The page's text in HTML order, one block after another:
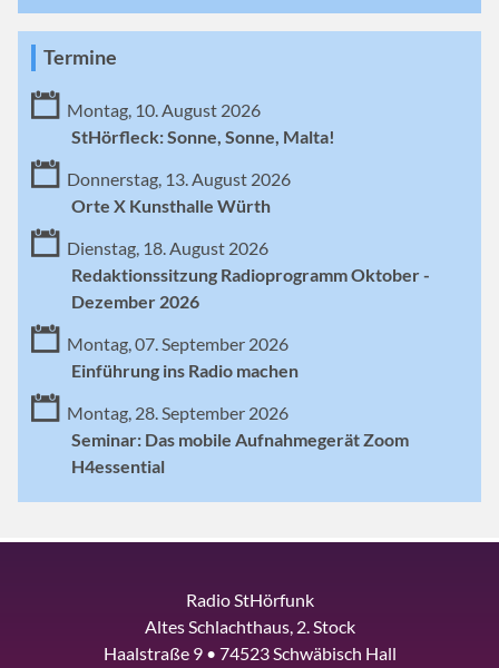
Termine
Montag, 10. August 2026
StHörfleck: Sonne, Sonne, Malta!
Donnerstag, 13. August 2026
Orte X Kunsthalle Würth
Dienstag, 18. August 2026
Redaktionssitzung Radioprogramm Oktober -
Dezember 2026
Montag, 07. September 2026
Einführung ins Radio machen
Montag, 28. September 2026
Seminar: Das mobile Aufnahmegerät Zoom
H4essential
Radio StHörfunk
Altes Schlachthaus, 2. Stock
Haalstraße 9 • 74523 Schwäbisch Hall